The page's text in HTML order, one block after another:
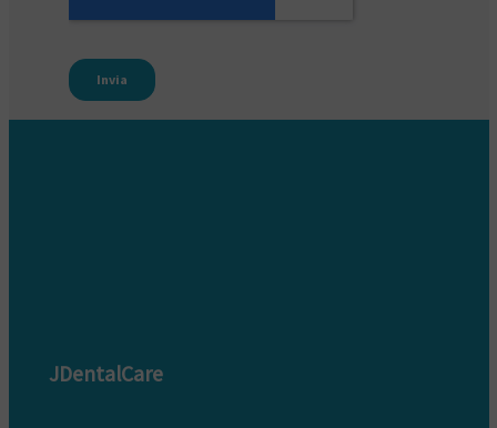
JDentalCare